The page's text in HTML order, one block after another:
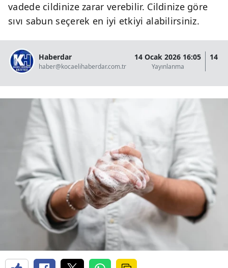
vadede cildinize zarar verebilir. Cildinize göre
sıvı sabun seçerek en iyi etkiyi alabilirsiniz.
Haberdar
haber@kocaelihaberdar.com.tr
14 Ocak 2026 16:05
Yayınlanma
14